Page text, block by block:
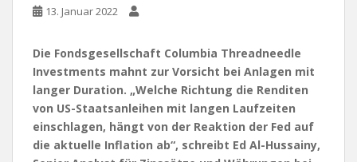
13. Januar 2022
Die Fondsgesellschaft Columbia Threadneedle
Investments mahnt zur Vorsicht bei Anlagen mit
langer Duration. „Welche Richtung die Renditen
von US-Staatsanleihen mit langen Laufzeiten
einschlagen, hängt von der Reaktion der Fed auf
die aktuelle Inflation ab“, schreibt Ed Al-Hussainy,